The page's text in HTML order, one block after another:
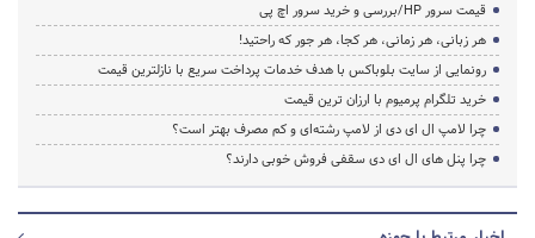
قیمت سرور HP/بررسی و خرید سرور اچ پی
هر زبانی، هر زمانی، هر کجا، هر جور که راحتید!
رونمایی از سایت بلوباکس با هدف خدمات پرداخت سریع با نازلترین قیمت
خرید تلگرام پرمیوم با ارزان ترین قیمت
چرا لامپ ال ای دی از لامپ رشته‌ای و کم مصرف بهتر است؟
چرا پنل های ال ای دی سقفی فروش خوبی دارند؟